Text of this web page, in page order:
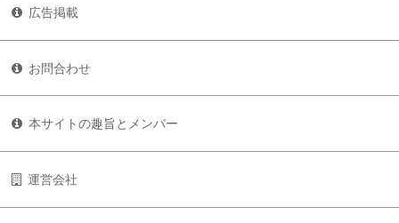
広告掲載
お問合わせ
本サイトの趣旨とメンバー
運営会社